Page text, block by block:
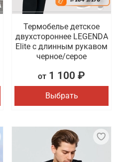
Термобелье детское
двухстороннее LEGENDA
Elite с длинным рукавом
черное/серое
от 1 100 ₽
Выбрать